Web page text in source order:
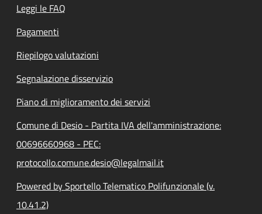
Leggi le FAQ
Pagamenti
Riepilogo valutazioni
Segnalazione disservizio
Piano di miglioramento dei servizi
Comune di Desio - Partita IVA dell'amministrazione:
00696660968 - PEC:
protocollo.comune.desio@legalmail.it
Powered by Sportello Telematico Polifunzionale (v.
10.41.2)